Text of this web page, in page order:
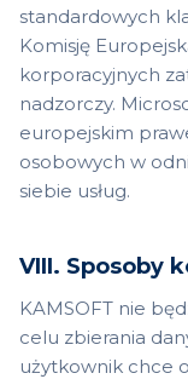
standardowych
Komisję
korporacyjnych
nadzorczy.
europejskim
osobowych w
siebie usług.
VIII. Sposoby
KAMSOFT nie
celu zbierania
użytkownik chce